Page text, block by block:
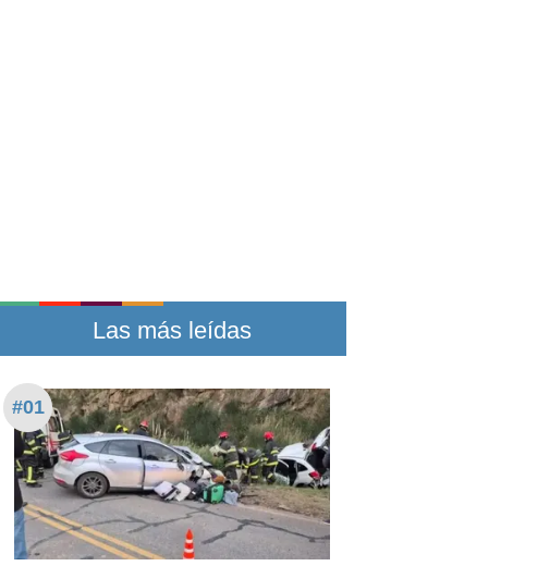
Las más leídas
#01